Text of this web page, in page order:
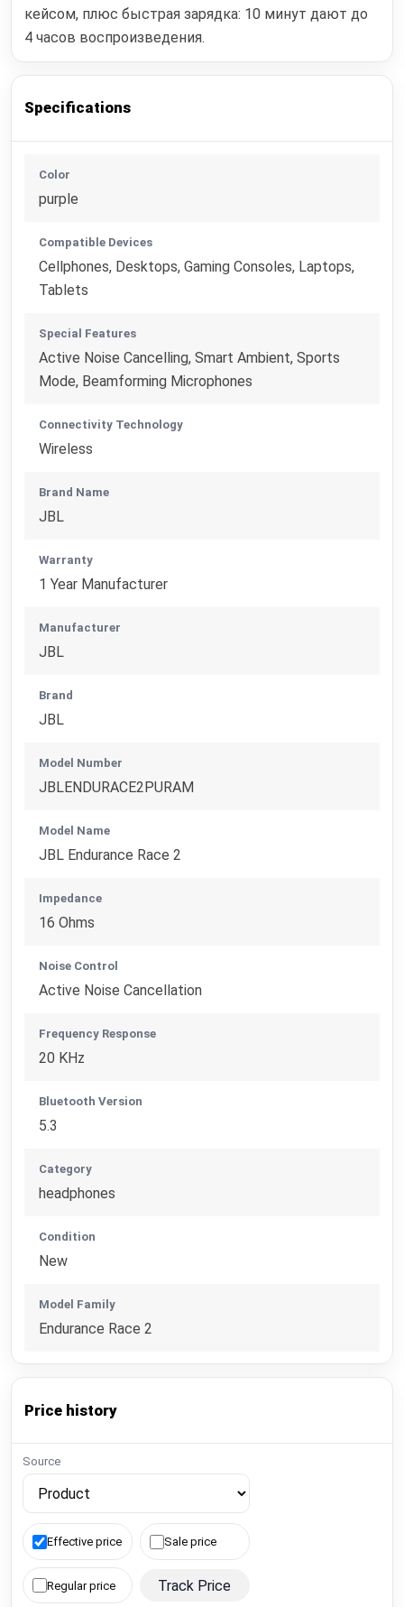
кейсом, плюс быстрая зарядка: 10 минут дают до
4 часов воспроизведения.
Specifications
Color
purple
Compatible Devices
Cellphones, Desktops, Gaming Consoles, Laptops,
Tablets
Special Features
Active Noise Cancelling, Smart Ambient, Sports
Mode, Beamforming Microphones
Connectivity Technology
Wireless
Brand Name
JBL
Warranty
1 Year Manufacturer
Manufacturer
JBL
Brand
JBL
Model Number
JBLENDURACE2PURAM
Model Name
JBL Endurance Race 2
Impedance
16 Ohms
Noise Control
Active Noise Cancellation
Frequency Response
20 KHz
Bluetooth Version
5.3
Category
headphones
Condition
New
Model Family
Endurance Race 2
Price history
Source
Effective price Sale price
Regular price Track Price